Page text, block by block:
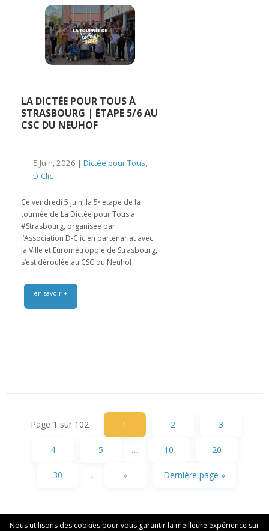
LA DICTÉE POUR TOUS À
STRASBOURG | ÉTAPE 5/6 AU
CSC DU NEUHOF
5 Juin, 2026 | Dictée pour Tous,
D-Clic
Ce vendredi 5 juin, la 5ᵉ étape de la
tournée de La Dictée pour Tous à
#Strasbourg, organisée par
l’Association D-Clic en partenariat avec
la Ville et Eurométropole de Strasbourg,
s’est déroulée au CSC du Neuhof.
en savoir +
Page 1 sur 102 1 2 3
4 5 … 10 20
30 … » Dernière page »
Nous utilisons des cookies pour vous garantir la meilleure expérience sur